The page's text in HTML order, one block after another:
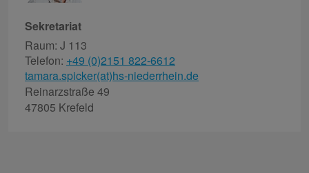
Sekretariat
Raum: J 113
Telefon: +49 (0)2151 822-6612
tamara.spicker(at)hs-niederrhein.de
Reinarzstraße 49
47805 Krefeld